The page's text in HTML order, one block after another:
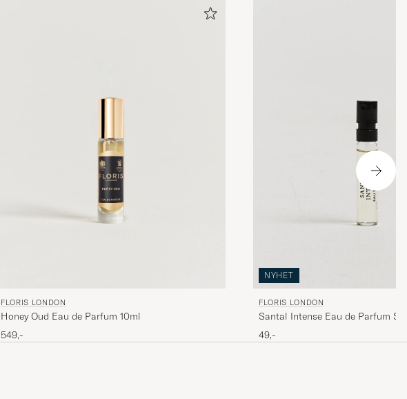
FLORIS LONDON
Honey Oud Eau de Parfum 10ml
549,-
NYHET
FLORIS LONDON
Santal Intense Eau de Parfum
49,-